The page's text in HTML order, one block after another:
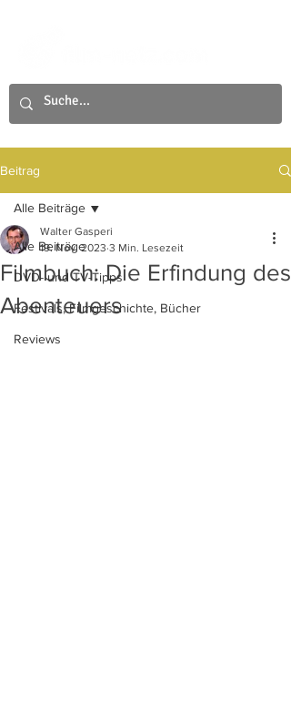
Beitrag
Alle Beiträge
DVD- und TV-Tipps
Festivals, Filmgeschichte, Bücher
Reviews
Alle Beiträge
Filmbuch: Die Erfindung des
Abenteuers
Walter Gasperi
19. Nov. 2023 3 Min. Lesezeit